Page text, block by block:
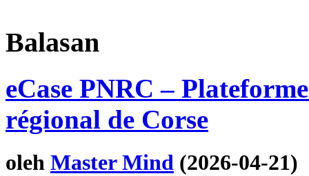
Balasan
eCase PNRC –
régional de Corse
oleh Master Mind (2026-04-21)